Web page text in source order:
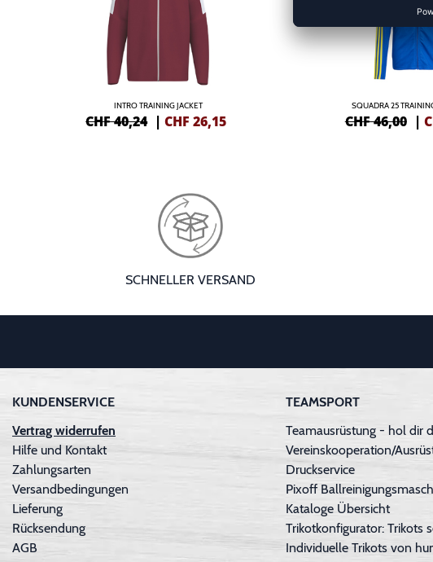
INTRO TRAINING JACKET
CHF 40,24 |CHF 26,15
SQUADRA 25
CHF 46,00 |
SCHNELLER VERSAND
KUNDENSERVICE
Vertrag widerrufen
Hilfe und Kontakt
Zahlungsarten
Versandbedingungen
Lieferung
Rücksendung
AGB
TEAMSPORT
Teamausrüstung - hol dir
Vereinskooperation/
Druckservice
Pixoff
Kataloge Übersicht
Trikotkonfigurator: Trikots
Individuelle Trikots von